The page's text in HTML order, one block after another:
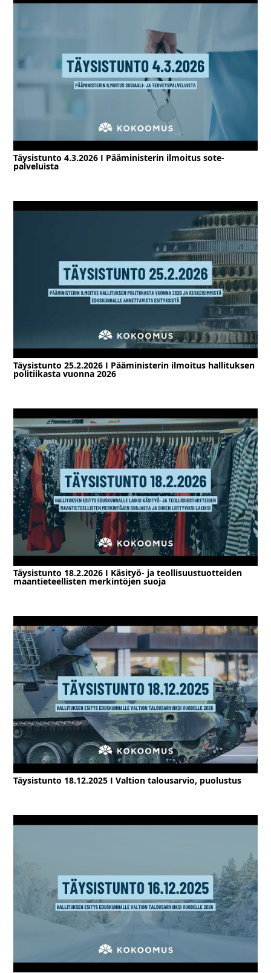
Täysistunto 4.3.2026 I Pääministerin ilmoitus sote-
palveluista
Täysistunto 25.2.2026 I Pääministerin ilmoitus hallituksen
politiikasta vuonna 2026
Täysistunto 18.2.2026 I Käsityö- ja teollisuustuotteiden
maantieteellisten merkintöjen suoja
Täysistunto 18.12.2025 I Valtion talousarvio, puolustus